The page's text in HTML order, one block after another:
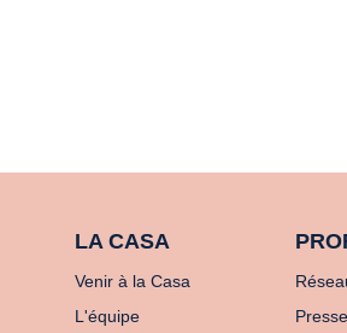
LA CASA
Venir à la Casa
L'équipe
Presse